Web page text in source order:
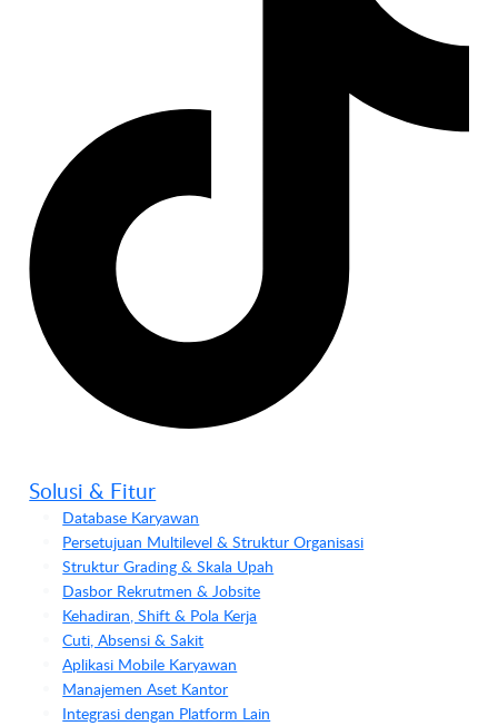
Solusi & Fitur
Database Karyawan
Persetujuan Multilevel & Struktur Organisasi
Struktur Grading & Skala Upah
Dasbor Rekrutmen & Jobsite
Kehadiran, Shift & Pola Kerja
Cuti, Absensi & Sakit
Aplikasi Mobile Karyawan
Manajemen Aset Kantor
Integrasi dengan Platform Lain